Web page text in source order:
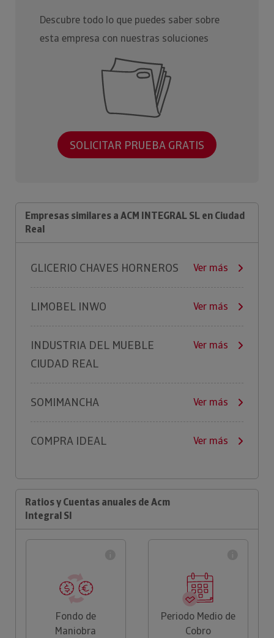
Descubre todo lo que puedes saber sobre
esta empresa con nuestras soluciones
SOLICITAR PRUEBA GRATIS
Empresas similares a ACM INTEGRAL SL en Ciudad
Real
GLICERIO CHAVES HORNEROS Ver más
LIMOBEL INWO Ver más
INDUSTRIA DEL MUEBLE
CIUDAD REAL
Ver más
SOMIMANCHA Ver más
COMPRA IDEAL Ver más
Ratios y Cuentas anuales de Acm
Integral Sl
Fondo de
Maniobra
Periodo Medio de
Cobro